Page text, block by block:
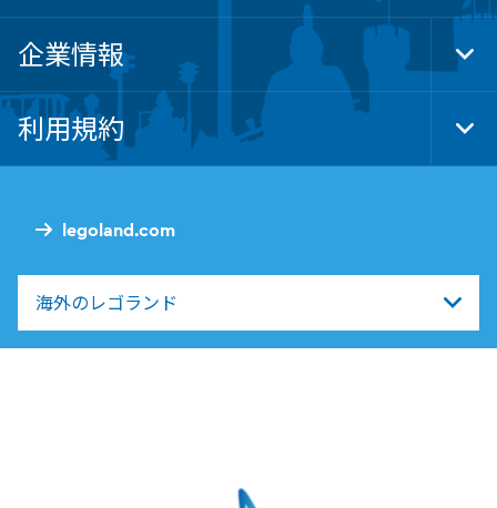
legoland.com
海外のレゴランド
企業情報
利用規約